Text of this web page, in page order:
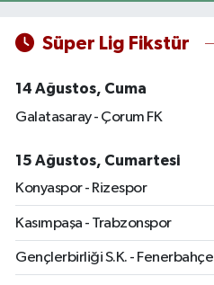
Süper Lig Fikstür
14 Ağustos, Cuma
Galatasaray - Çorum FK
15 Ağustos, Cumartesi
Konyaspor - Rizespor
Kasımpaşa - Trabzonspor
Gençlerbirliği S.K. - Fenerbahçe